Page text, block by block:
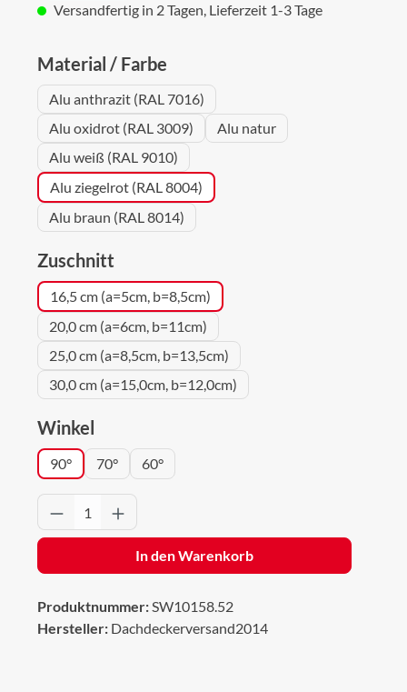
Versandfertig in 2 Tagen, Lieferzeit 1-3 Tage
Material / Farbe
Alu anthrazit (RAL 7016)
Alu oxidrot (RAL 3009)
Alu natur
Alu weiß (RAL 9010)
Alu ziegelrot (RAL 8004)
Alu braun (RAL 8014)
Zuschnitt
16,5 cm (a=5cm, b=8,5cm)
20,0 cm (a=6cm, b=11cm)
25,0 cm (a=8,5cm, b=13,5cm)
30,0 cm (a=15,0cm, b=12,0cm)
Winkel
90° 70° 60°
Produkt Anzahl: Gib den gewünschten
In den Warenkorb
Produktnummer:SW10158.52
Hersteller: Dachdeckerversand2014